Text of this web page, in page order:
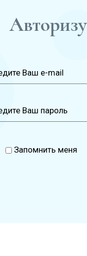
Запомнить меня